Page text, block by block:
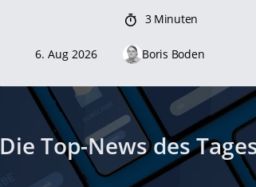
6. Aug 2026
3 Minuten
Boris Boden
Die Top-News des